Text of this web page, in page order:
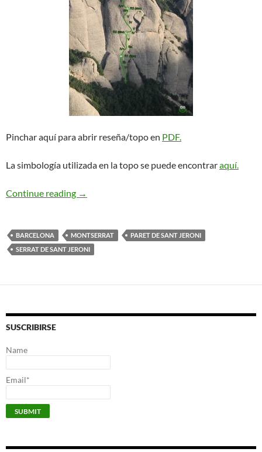
Pinchar aquí para abrir reseña/topo en PDF.
La simbología utilizada en la topo se puede encontraraquí.
Continue reading Excelsior. Paret de Sant Jeroni
→
BARCELONA MONTSERRAT
PARET DE SANT JERONI
SERRAT DE SANT JERONI
SUSCRIBIRSE
Name
Email*